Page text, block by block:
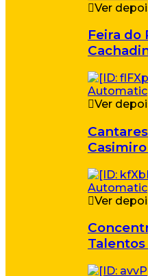
Ver
Feira do
Ver
Ver
Talentos